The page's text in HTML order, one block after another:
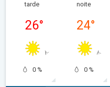
tarde
26°
0 %
noite
24°
0 %